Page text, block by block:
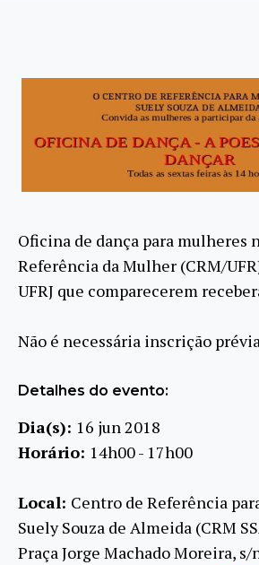
Oficina de dança para mulheres
Referência da Mulher (CRM/
UFRJ que comparecerem
Não é necessária inscrição
Detalhes do evento:
Dia(s): 16 jun 2018
Horário: 14h00 - 17h00
Local: Centro de Referência
Suely Souza de Almeida (CRM
Praça Jorge Machado Moreira, s/